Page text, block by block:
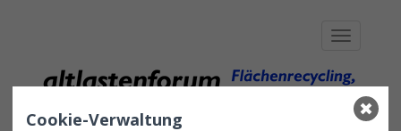
Toggle
Cookie-Verwaltung